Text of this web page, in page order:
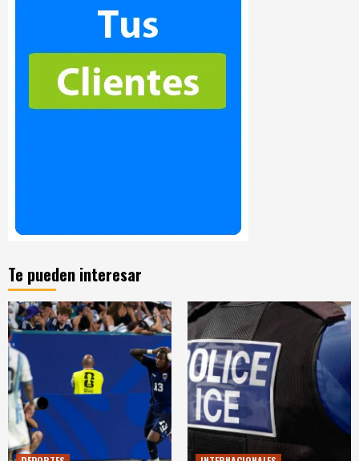
Te pueden interesar